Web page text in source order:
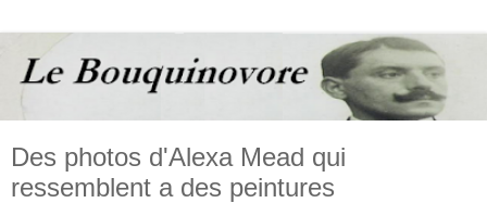
Des photos d'Alexa Mead qui
ressemblent a des peintures